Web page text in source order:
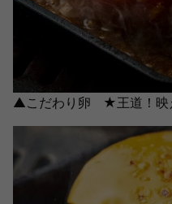
▲こだわり卵 ★王道！映